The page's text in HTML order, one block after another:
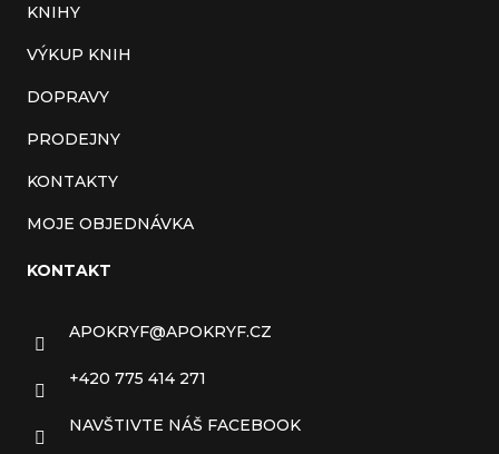
KNIHY
VÝKUP KNIH
DOPRAVY
PRODEJNY
KONTAKTY
MOJE OBJEDNÁVKA
KONTAKT
APOKRYF@APOKRYF.CZ
+420 775 414 271
NAVŠTIVTE NÁŠ FACEBOOK